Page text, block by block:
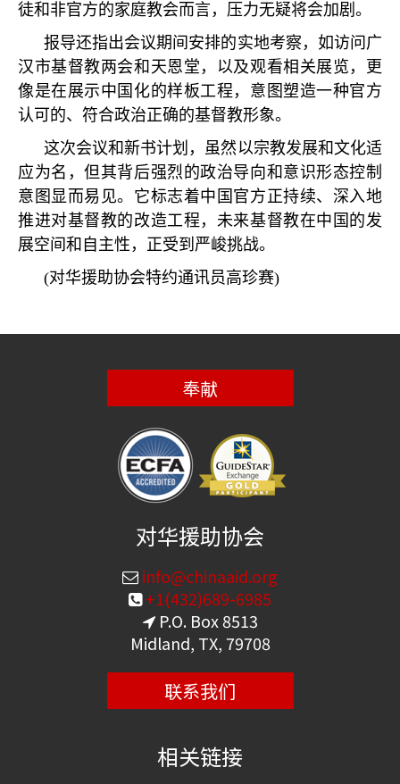
徒和非官方的家庭教会而言，压力无疑将会加剧。
报导还指出会议期间安排的实地考察，如访问广
汉市基督教两会和天恩堂，以及观看相关展览，更
像是在展示中国化的样板工程，意图塑造一种官方
认可的、符合政治正确的基督教形象。
这次会议和新书计划，虽然以宗教发展和文化适
应为名，但其背后强烈的政治导向和意识形态控制
意图显而易见。它标志着中国官方正持续、深入地
推进对基督教的改造工程，未来基督教在中国的发
展空间和自主性，正受到严峻挑战。
(对华援助协会特约通讯员高珍赛)
奉献
对华援助协会
info@chinaaid.org
+1(432)689-6985
P.O. Box 8513
Midland, TX, 79708
联系我们
相关链接